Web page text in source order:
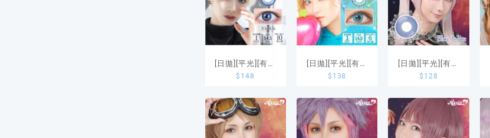
[日拋][平光][有度
數]Etia. 1 Day
片裝
$ 148
[日拋][平光][有度
數]Classe Etia.
Sirius
$ 138
[日拋][平光][有度
數]Assist
Blue Iolita
$ 128